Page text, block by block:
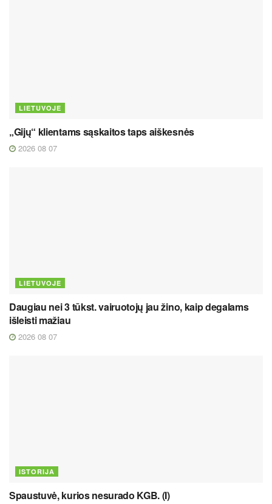
LIETUVOJE
„Gijų“ klientams sąskaitos taps aiškesnės
2026 08 07
LIETUVOJE
Daugiau nei 3 tūkst. vairuotojų jau žino, kaip degalams
išleisti mažiau
2026 08 07
ISTORIJA
Spaustuvė, kurios nesurado KGB. (I)